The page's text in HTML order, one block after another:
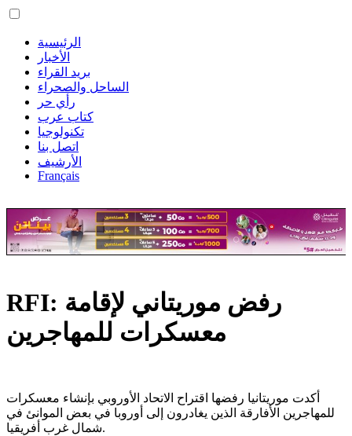
الرئيسية
الأخبار
بريد القراء
الساحل والصحراء
رأي حر
كتاب عرب
تكنولوجيا
اتصل بنا
الأرشيف
Français
RFI: رفض موريتاني لإقامة
معسكرات للمهاجرين
أكدت موريتانيا رفضها اقتراح الاتحاد الأوروبي بإنشاء معسكرات
للمهاجرين الأفارقة الذين يغادرون إلى أوروبا في بعض الموانئ في
شمال غرب أفريقيا.